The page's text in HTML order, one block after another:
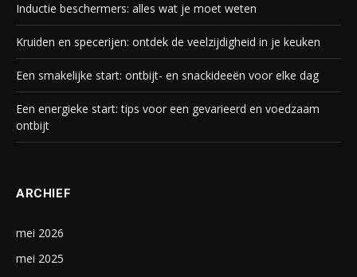
Inductie beschermers: alles wat je moet weten
Kruiden en specerijen: ontdek de veelzijdigheid in je keuken
Een smakelijke start: ontbijt- en snackideeën voor elke dag
Een energieke start: tips voor een gevarieerd en voedzaam
ontbijt
ARCHIEF
mei 2026
mei 2025